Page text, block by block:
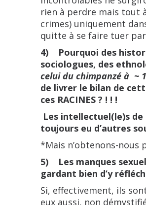
rien à perdre mais tout
crimes) uniquement
quitte à se faire tuer
4) Pourquoi des
sociologues, des
celui du chimpanzé à ~
de livrer le bilan de
ces RACINES ? ! ! !
Les intellectuel(le)s
toujours eu d’autres
*Mais n’obtenons-nous
5)
Les manques
gardant bien d’y
Si, effectivement, ils
eux aussi, non